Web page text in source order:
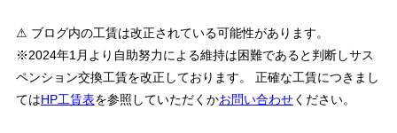
⚠ ブログ内の工賃は改正されている可能性があります。
※2024年1月より自助努力による維持は困難であると判断しサス
ペンション交換工賃を改正しております。 正確な工賃につきまし
てはHP工賃表を参照していただくかお問い合わせください。